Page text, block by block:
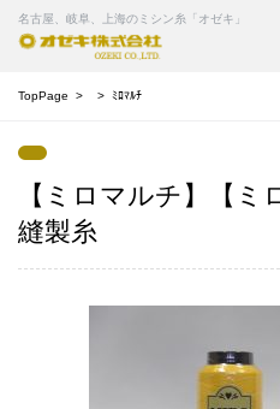
名古屋、岐阜、上海のミシン糸「オゼキ」
TopPage ﾐﾛﾏﾙﾁ
【ミロマルチ】【ミ
縫製糸